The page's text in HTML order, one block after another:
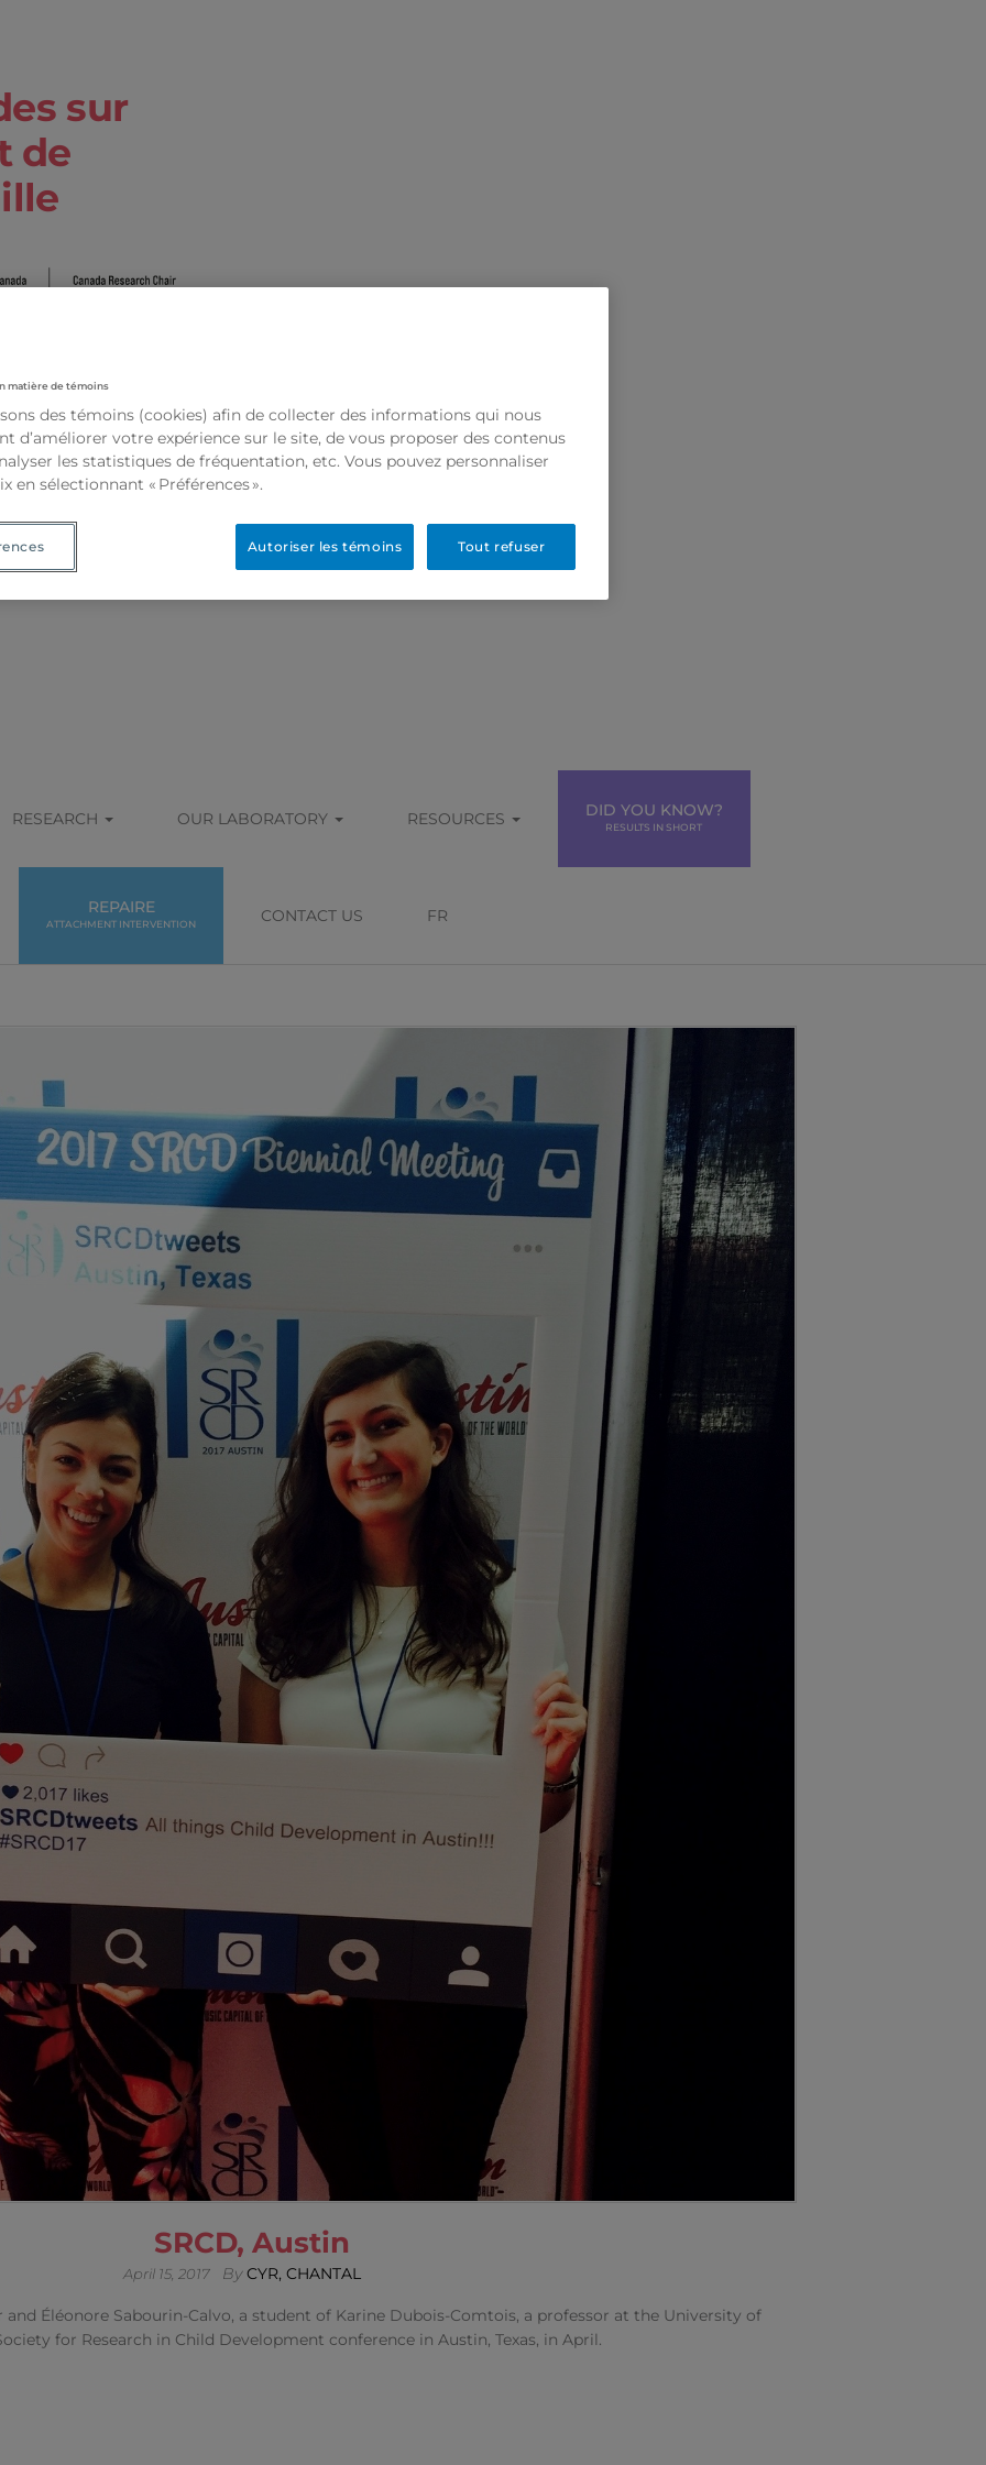
sur
de
RESEARCH OUR LABORATORY RESOURCES DID YOU KNOW?
RESULTS IN SHORT
REPAIRE
ATTACHMENT INTERVENTION CONTACT US FR
SRCD, Austin
April 15, 2017 By CYR, CHANTAL
Éléonore Sabourin-Calvo, a student of Karine Dubois-Comtois, a professor at the University of
for Research in Child Development conference in Austin, Texas, in April.
matière de témoins
des témoins (cookies) afin de collecter des informations qui nous
d’améliorer votre expérience sur le site, de vous proposer des contenus
les statistiques de fréquentation, etc. Vous pouvez personnaliser
en sélectionnant « Préférences ».
Tout refuser
Autoriser les témoins